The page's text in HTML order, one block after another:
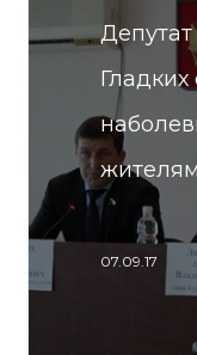
07.09.17